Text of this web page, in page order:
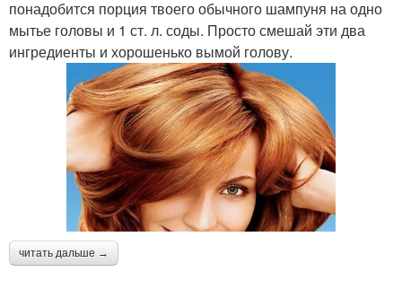
понадобится порция твоего обычного шампуня на одно
мытье головы и 1 ст. л. соды. Просто смешай эти два
ингредиенты и хорошенько вымой голову.
читать дальше →